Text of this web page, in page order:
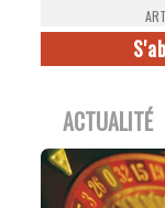
ACTUALITÉ